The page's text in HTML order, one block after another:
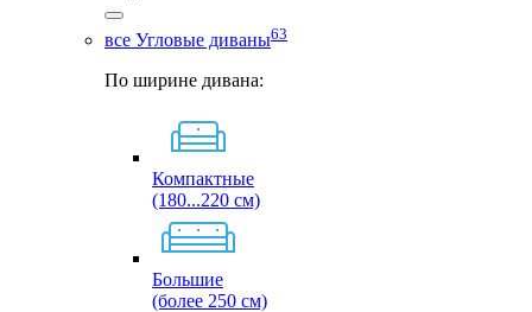
все Угловые диваны63
По ширине дивана:
Компактные
(180...220 см)
Большие
(более 250 см)